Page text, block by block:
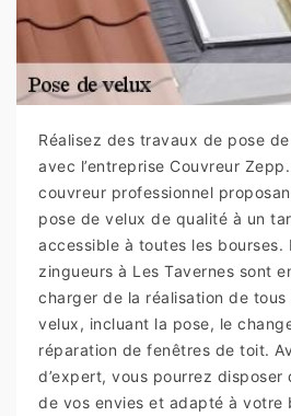
Réalisez des travaux de pose
avec l’entreprise Couvreur
couvreur professionnel
pose de velux de qualité à un
accessible à toutes les bourses.
zingueurs à Les Tavernes sont
charger de la réalisation de
velux, incluant la pose, le
réparation de fenêtres de toit.
d’expert, vous pourrez disposer
de vos envies et adapté à votre